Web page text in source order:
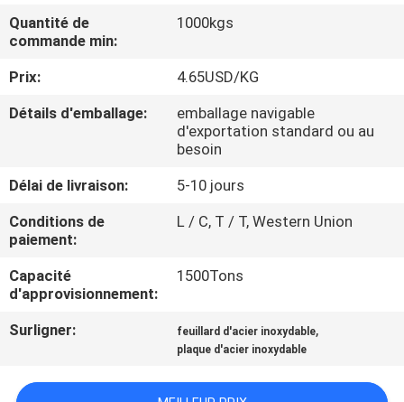
CONTRÔLE
DE
QUALITÉ
NOUS
NOUVELLES
Quantité de
commande min:
1000kgs
Prix:
4.65USD/KG
Détails d'emballage:
emballage navigable
d'exportation standard ou au
besoin
Délai de livraison:
5-10 jours
Conditions de
paiement:
L / C, T / T, Western Union
Capacité
d'approvisionnement:
1500Tons
Surligner: feuillard d'acier inoxydable,
plaque d'acier inoxydable